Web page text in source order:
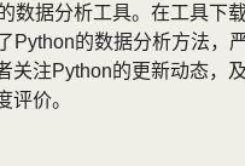
据分析工具。在工具
的数据分析方法
注Python的更新动态
价。